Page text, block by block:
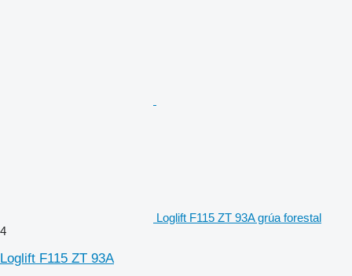
Loglift F115 ZT 93A grúa forestal
4
Loglift F115 ZT 93A